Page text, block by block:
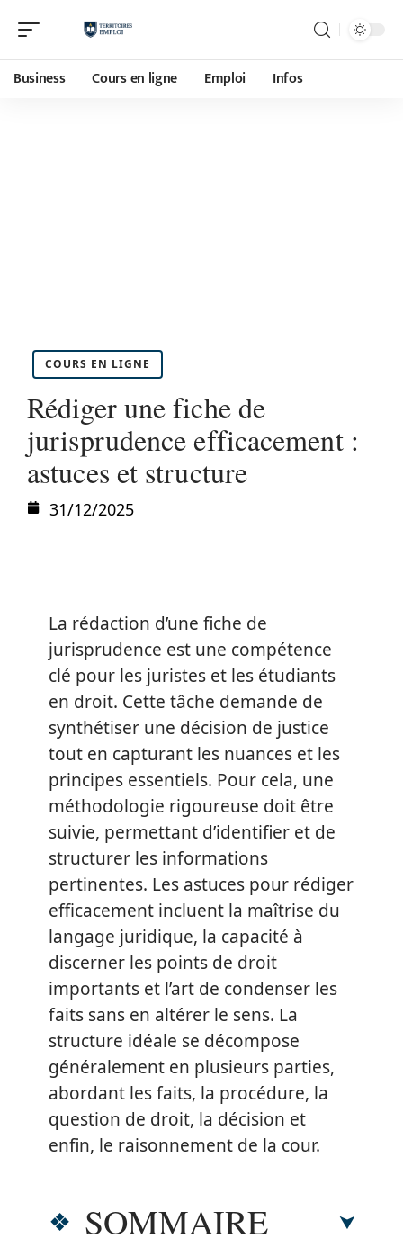
Business Cours en ligne Emploi Infos
COURS EN LIGNE
Rédiger une fiche de
jurisprudence efficacement :
astuces et structure
31/12/2025
La rédaction d’une fiche de
jurisprudence est une compétence
clé pour les juristes et les étudiants
en droit. Cette tâche demande de
synthétiser une décision de justice
tout en capturant les nuances et les
principes essentiels. Pour cela, une
méthodologie rigoureuse doit être
suivie, permettant d’identifier et de
structurer les informations
pertinentes. Les astuces pour rédiger
efficacement incluent la maîtrise du
langage juridique, la capacité à
discerner les points de droit
importants et l’art de condenser les
faits sans en altérer le sens. La
structure idéale se décompose
généralement en plusieurs parties,
abordant les faits, la procédure, la
question de droit, la décision et
enfin, le raisonnement de la cour.
SOMMAIRE